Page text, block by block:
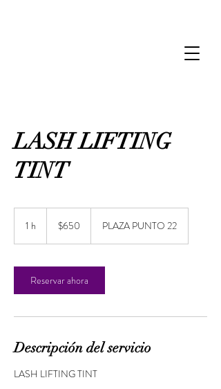
LASH LIFTING
TINT
1 h
mexicanos
$650 PLAZA PUNTO 22
Reservar ahora
Descripción del servicio
LASH LIFTING TINT